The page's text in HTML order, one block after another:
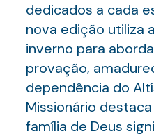
dedicados a cada
nova edição utiliza
inverno para
provação,
dependência do
Missionário
família de Deus